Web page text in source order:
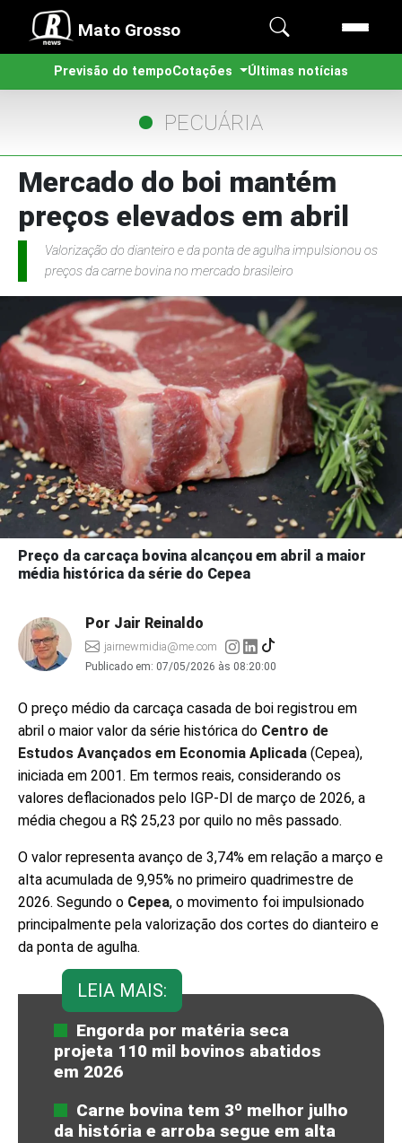
Mato Grosso
Previsão do tempoCotações Últimas notícias
PECUÁRIA
Mercado do boi mantém
preços elevados em abril
Valorização do dianteiro e da ponta de agulha impulsionou os
preços da carne bovina no mercado brasileiro
Preço da carcaça bovina alcançou em abril a maior
média histórica da série do Cepea
Por Jair Reinaldo
jairnewmidia@me.com
Publicado em: 07/05/2026 às 08:20:00
O preço médio da carcaça casada de boi registrou em
abril o maior valor da série histórica do Centro de
Estudos Avançados em Economia Aplicada (Cepea),
iniciada em 2001. Em termos reais, considerando os
valores deflacionados pelo IGP-DI de março de 2026, a
média chegou a R$ 25,23 por quilo no mês passado.
O valor representa avanço de 3,74% em relação a março e
alta acumulada de 9,95% no primeiro quadrimestre de
2026. Segundo o Cepea, o movimento foi impulsionado
principalmente pela valorização dos cortes do dianteiro e
da ponta de agulha.
LEIA MAIS:
Engorda por matéria seca
projeta 110 mil bovinos abatidos
em 2026
Carne bovina tem 3º melhor julho
da história e arroba segue em alta